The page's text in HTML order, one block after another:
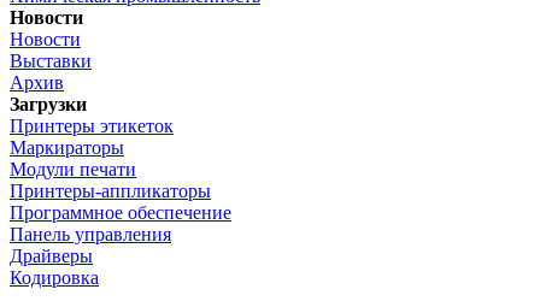
Новости
Новости
Выставки
Архив
Загрузки
Принтеры этикеток
Маркираторы
Модули печати
Принтеры-аппликаторы
Программное обеспечение
Панель управления
Драйверы
Кодировка